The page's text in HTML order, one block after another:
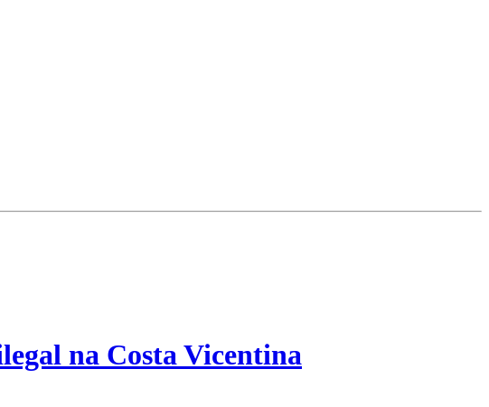
na Costa Vicentina